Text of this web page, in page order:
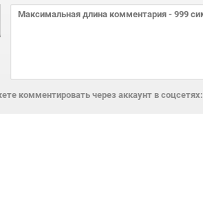
комментировать через аккаунт в соцсетях: